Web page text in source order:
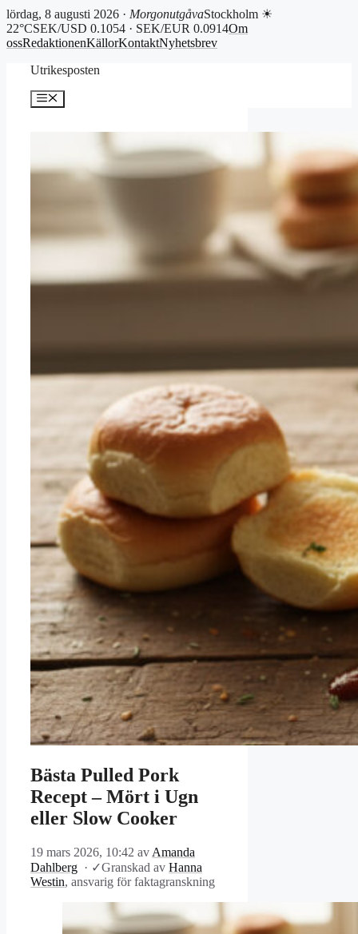
lördag, 8 augusti 2026 · MorgonutgåvaStockholm ☀
22°CSEK/USD 0.1054 · SEK/EUR 0.0914Om
ossRedaktionenKällorKontaktNyhetsbrev
Utrikesposten
Meny
Bästa Pulled Pork
Recept – Mört i Ugn
eller Slow Cooker
19 mars 2026, 10:42 av Amanda
Dahlberg · ✓Granskad av Hanna
Westin, ansvarig för faktagranskning